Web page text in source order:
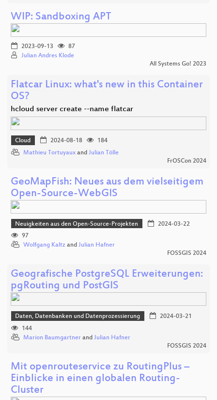
WIP: Sandboxing APT
2023-09-13
87
Julian Andres Klode
All Systems Go! 2023
Flatcar Linux: what's new in this Container
OS?
hcloud server create --name flatcar
Cloud 2024-08-18
184
Mathieu Tortuyaux and Julian Tölle
FrOSCon 2024
GeoMapFish: Neues aus dem vielseitigem
Open-Source-WebGIS
Neuigkeiten aus den Open-Source-Projekten
2024-03-22
97
Wolfgang Kaltz and Julian Hafner
FOSSGIS 2024
Geografische PostgreSQL Erweiterungen:
pgRouting und PostGIS
Daten, Datenbanken und Datenprozessierung
2024-03-21
144
Marion Baumgartner and Julian Hafner
FOSSGIS 2024
Mit openrouteservice zu RoutingPlus –
Einblicke in einen globalen Routing-
Cluster